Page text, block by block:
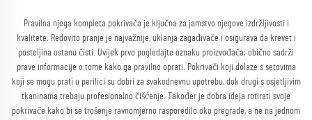
Pravilna njega kompleta pokrivača je ključna za jamstvo njegove izdržljivosti i
kvalitete. Redovito pranje je najvažnije, uklanja zagađivače i osigurava da krevet i
posteljina ostanu čisti. Uvijek prvo pogledajte oznaku proizvođača; obično sadrži
prave informacije o tome kako ga pravilno oprati. Pokrivači koji dolaze s setovima
koji se mogu prati u perilici su dobri za svakodnevnu upotrebu, dok drugi s osjetljivim
tkaninama trebaju profesionalno čišćenje. Također je dobra ideja rotirati svoje
pokrivače kako bi se trošenje ravnomjerno rasporedilo oko pregrade, a ne na jednom